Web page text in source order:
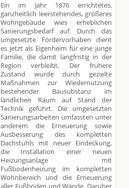
Ein im Jahr 1876 errichtetes,
ganzheitlich leerstehendes, größeres
Wohngebäude wies erheblichen
Sanierungsbedarf auf. Durch das
umgesetzte Fördervorhaben dient
es jetzt als Eigenheim für eine junge
Familie, die damit langfristig in der
Region verbleibt. Der frühere
Zustand wurde durch gezielte
Maßnahmen zur Wiedernutzung
bestehender Bausubstanz im
ländlichen Raum auf Stand der
Technik geführt. Die umgesetzten
Sanierungsarbeiten umfassten unter
anderem die Erneuerung sowie
Ausbesserung des kompletten
Dachstuhls mit neuer Eindeckung,
die Installation einer neuen
Heizungsanlage mit
Fußbodenheizung im kompletten
Wohnbereich und die Erneuerung
aller Fußböden und Wände. Darüber